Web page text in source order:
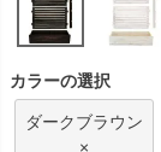
カラーの選択
ダークブラウン
×